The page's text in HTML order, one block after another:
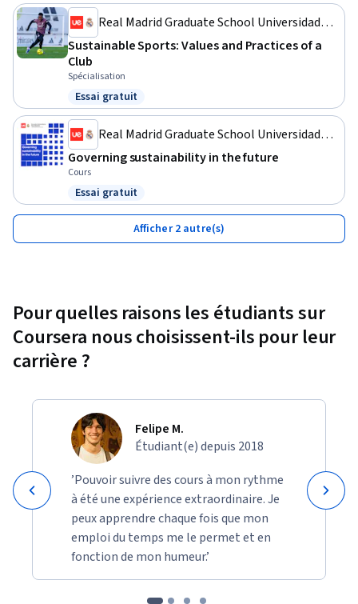
Real Madrid Graduate School Universidad
Europea
Sustainable Sports: Values and Practices of a
Club
Spécialisation
Statut : Essai gratuit
Essai gratuit
Real Madrid Graduate School Universidad
Europea
Governing sustainability in the future
Cours
Statut : Essai gratuit
Essai gratuit
Afficher 2 autre(s)
Pour quelles raisons les étudiants sur
Coursera nous choisissent-ils pour leur
carrière ?
Felipe M.
Étudiant(e) depuis 2018
’Pouvoir suivre des cours à mon rythme
à été une expérience extraordinaire. Je
peux apprendre chaque fois que mon
emploi du temps me le permet et en
fonction de mon humeur.’